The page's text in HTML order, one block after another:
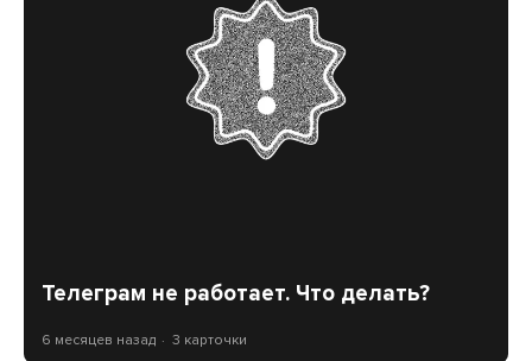
Телеграм не работает. Что делать?
6 месяцев назад 3 карточки